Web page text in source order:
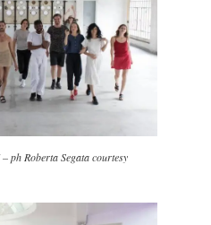
ph Roberta Segata courtesy